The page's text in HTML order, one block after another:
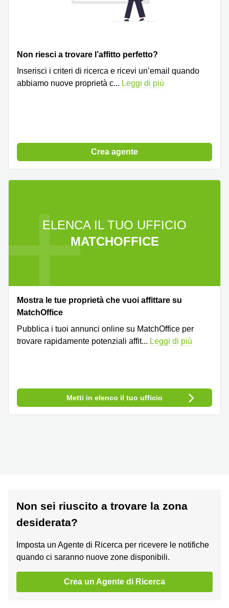
a Napoli
Uffici
in
affitto
Meeting
Firenze
Centers
a Como
Non riesci a trovare l’affitto perfetto?
Inserisci i criteri di ricerca e ricevi un’email quando
abbiamo nuove proprietà c... Leggi di più
Crea agente
ELENCA IL TUO UFFICIO
MATCHOFFICE
Mostra le tue proprietà che vuoi affittare su
MatchOffice
Pubblica i tuoi annunci online su MatchOffice per
trovare rapidamente potenziali affit... Leggi di più
Metti in elenco il tuo ufficio
Non sei riuscito a trovare la zona
desiderata?
Imposta un Agente di Ricerca per ricevere le notifiche
quando ci saranno nuove zone disponibili.
Crea un Agente di Ricerca